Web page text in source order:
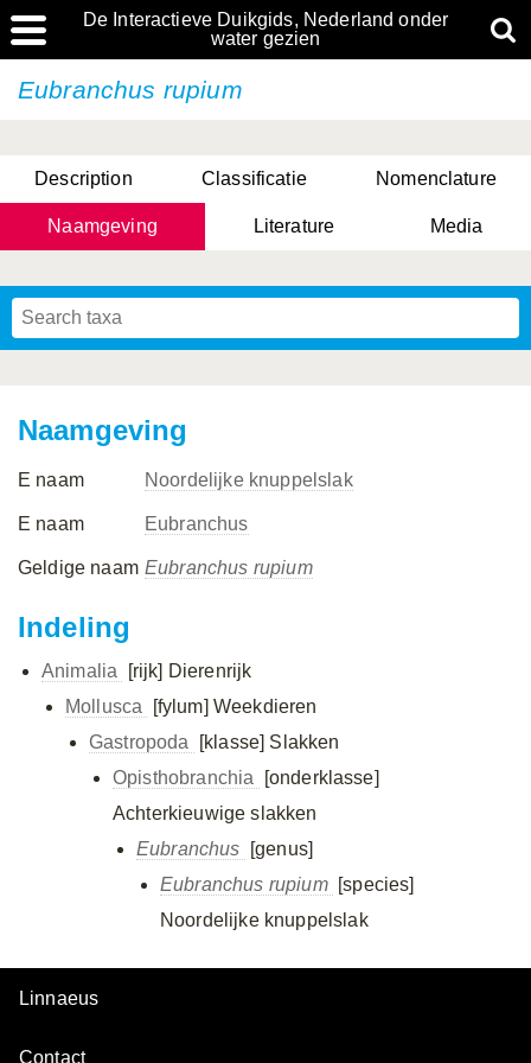
De Interactieve Duikgids, Nederland onder
water gezien
Eubranchus rupium
Description Classificatie Nomenclature
Naamgeving Literature Media
Naamgeving
E naam Noordelijke knuppelslak
E naam Eubranchus
Geldige naam Eubranchus rupium
Indeling
Animalia [rijk] Dierenrijk
Mollusca
[fylum] Weekdieren
Gastropoda
[klasse] Slakken
Opisthobranchia
[onderklasse]
Achterkieuwige slakken
Eubranchus
[genus]
Eubranchus rupium
[species]
Noordelijke knuppelslak
Linnaeus
Contact